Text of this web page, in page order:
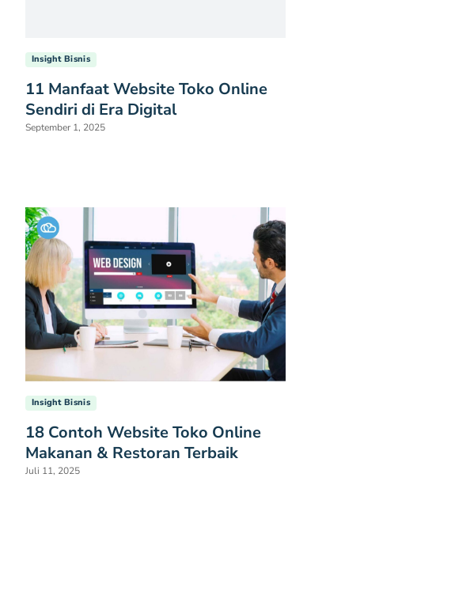
Insight Bisnis
11 Manfaat Website Toko Online
Sendiri di Era Digital
September 1, 2025
Insight Bisnis
18 Contoh Website Toko Online
Makanan & Restoran Terbaik
Juli 11, 2025